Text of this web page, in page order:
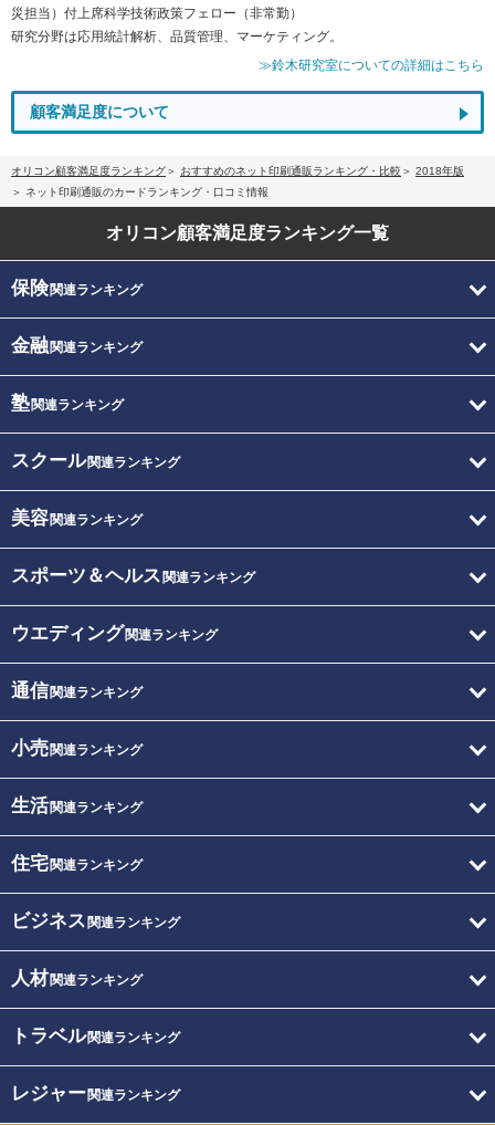
災担当）付上席科学技術政策フェロー（非常勤）
研究分野は応用統計解析、品質管理、マーケティング。
≫鈴木研究室についての詳細はこちら
顧客満足度について
オリコン顧客満足度ランキング おすすめのネット印刷通販ランキング・比較
2018年版
ネット印刷通販のカードランキング・口コミ情報
オリコン顧客満足度ランキング一覧
保険関連ランキング
金融関連ランキング
塾関連ランキング
スクール関連ランキング
美容関連ランキング
スポーツ＆ヘルス 関連ランキング
ウエディング関連ランキング
通信関連ランキング
小売関連ランキング
生活関連ランキング
住宅関連ランキング
ビジネス 関連ランキング
人材関連ランキング
トラベル関連ランキング
レジャー関連ランキング